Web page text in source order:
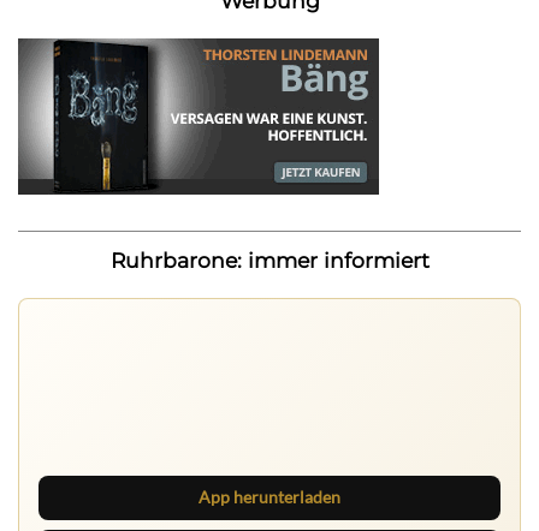
Ruhrbarone: immer informiert
App herunterladen